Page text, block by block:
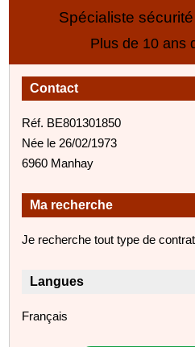
Spécialiste
Plus de 10 ans
Contact
Réf. BE801301850
Née le 26/02/1973
6960 Manhay
Ma recherche
Je recherche tout type de
Langues
Français